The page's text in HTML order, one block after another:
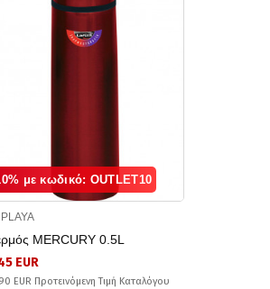
με κωδικό: OUTLET10
PLAYA
MERCURY 0.5L
EUR
EUR Προτεινόμενη Τιμή Καταλόγου